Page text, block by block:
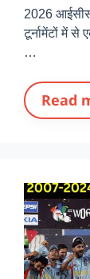
2026
टूर्नामेंटों में से
…
Read